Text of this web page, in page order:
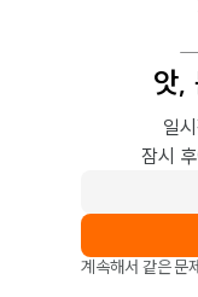
앗,
일
잠시
계속해서 같은 문